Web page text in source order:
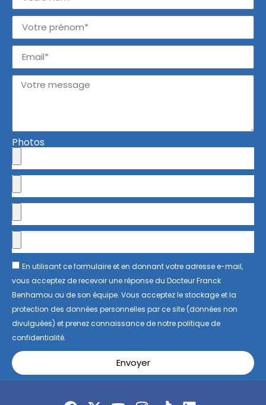
Photos
En utilisant ce formulaire et en donnant votre adresse e-mail,
vous acceptez de recevoir une réponse du Docteur Franck
Benhamou ou de son équipe. Vous acceptez le stockage et la
protection des données personnelles par ce site (données non
divulguées) et prenez connaissance de notre politique de
confidentialité.
Envoyer